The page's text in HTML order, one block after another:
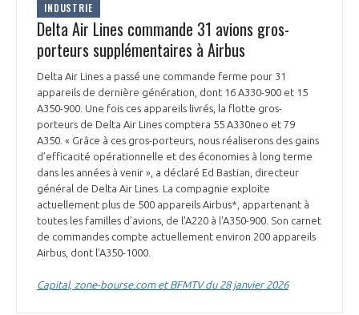
INDUSTRIE
Delta Air Lines commande 31 avions gros-
porteurs supplémentaires à Airbus
Delta Air Lines a passé une commande ferme pour 31
appareils de dernière génération, dont 16 A330-900 et 15
A350-900. Une fois ces appareils livrés, la flotte gros-
porteurs de Delta Air Lines comptera 55 A330neo et 79
A350. « Grâce à ces gros-porteurs, nous réaliserons des gains
d’efficacité opérationnelle et des économies à long terme
dans les années à venir », a déclaré Ed Bastian, directeur
général de Delta Air Lines. La compagnie exploite
actuellement plus de 500 appareils Airbus*, appartenant à
toutes les familles d’avions, de l'A220 à l'A350-900. Son carnet
de commandes compte actuellement environ 200 appareils
Airbus, dont l'A350-1000.
Capital, zone-bourse.com et BFMTV du 28 janvier 2026